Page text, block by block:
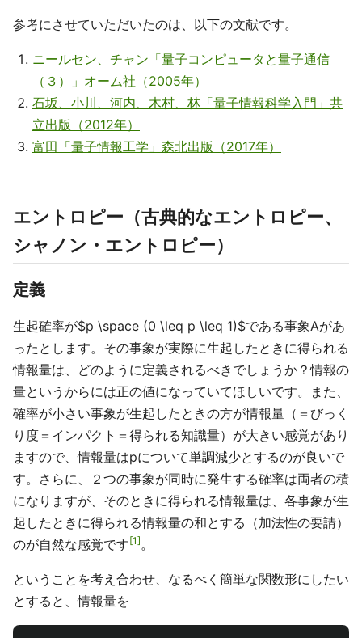
参考にさせていただいたのは、以下の文献です。
ニールセン、チャン「量子コンピュータと量子通信
（３）」オーム社（2005年）
石坂、小川、河内、木村、林「量子情報科学入門」共
立出版（2012年）
富田「量子情報工学」森北出版（2017年）
エントロピー（古典的なエントロピー、
シャノン・エントロピー）
定義
生起確率が$p \space (0 \leq p \leq 1)$である事象Aがあ
ったとします。その事象が実際に生起したときに得られる
情報量は、どのように定義されるべきでしょうか？情報の
量というからには正の値になっていてほしいです。また、
確率が小さい事象が生起したときの方が情報量（＝びっく
り度＝インパクト＝得られる知識量）が大きい感覚があり
ますので、情報量はpについて単調減少とするのが良いで
す。さらに、２つの事象が同時に発生する確率は両者の積
になりますが、そのときに得られる情報量は、各事象が生
起したときに得られる情報量の和とする（加法性の要請）
のが自然な感覚です 1 。
ということを考え合わせ、なるべく簡単な関数形にしたい
とすると、情報量を